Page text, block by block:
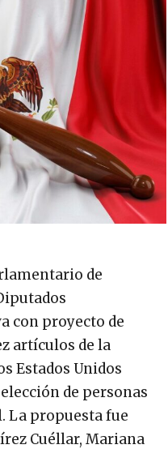
de
con proyecto de
artículos de la
Estados Unidos
de personas
La propuesta fue
Cuéllar, Mariana